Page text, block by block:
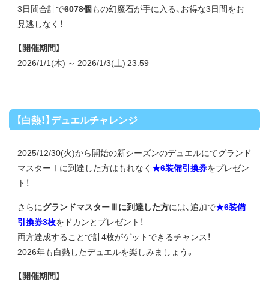
3日間合計で6078個もの幻魔石が手に入る、お得な3日間をお
見逃しなく！
【開催期間】
2026/1/1(木) ～ 2026/1/3(土) 23:59
【白熱！】デュエルチャレンジ
2025/12/30(火)から開始の新シーズンのデュエルにてグランド
マスターⅠに到達した方はもれなく ★6装備引換券をプレゼン
ト！
さらにグランドマスターⅢに到達した方には、追加で★6装備
引換券3枚をドカンとプレゼント！
両方達成することで計4枚がゲットできるチャンス！
2026年も白熱したデュエルを楽しみましょう。
【開催期間】